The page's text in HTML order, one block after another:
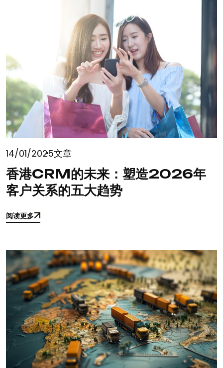
14/01/2025文章
香港CRM的未来：塑造2026年
客户关系的五大趋势
阅读更多
阅读更多